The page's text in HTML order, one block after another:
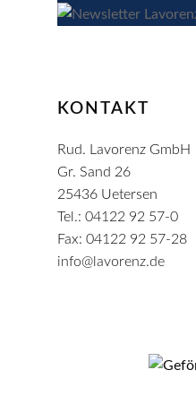
KONTAKT
Rud. Lavorenz GmbH
Gr. Sand 26
25436 Uetersen
Tel.: 04122 92 57-0
Fax: 04122 92 57-28
info@lavorenz.de